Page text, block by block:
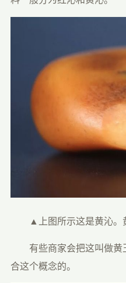
▲上图所示这是黄沁。黄
有些商家会把这叫做黄
合这个概念的。